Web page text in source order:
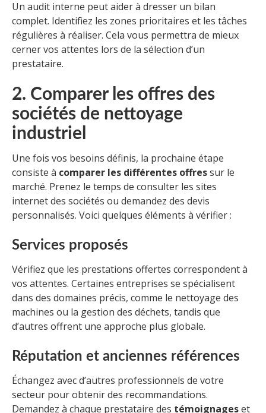
Un audit interne peut aider à dresser un bilan
complet. Identifiez les zones prioritaires et les tâches
régulières à réaliser. Cela vous permettra de mieux
cerner vos attentes lors de la sélection d’un
prestataire.
2. Comparer les offres des
sociétés de nettoyage
industriel
Une fois vos besoins définis, la prochaine étape
consiste à comparer les différentes offressur le
marché. Prenez le temps de consulter les sites
internet des sociétés ou demandez des devis
personnalisés. Voici quelques éléments à vérifier :
Services proposés
Vérifiez que les prestations offertes correspondent à
vos attentes. Certaines entreprises se spécialisent
dans des domaines précis, comme le nettoyage des
machines ou la gestion des déchets, tandis que
d’autres offrent une approche plus globale.
Réputation et anciennes références
Échangez avec d’autres professionnels de votre
secteur pour obtenir des recommandations.
Demandez à chaque prestataire des témoignageset